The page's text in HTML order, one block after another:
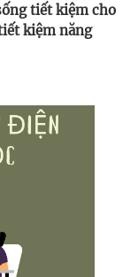
tiết kiệm cho
kiệm năng